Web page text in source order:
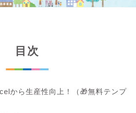
目次
から生産性向上！（🎁無料テンプ